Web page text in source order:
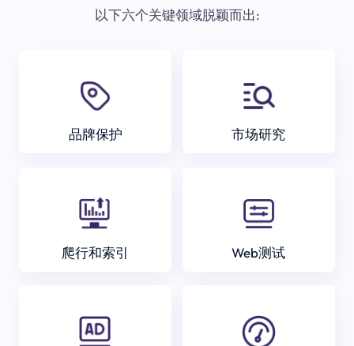
以下六个关键领域脱颖而出:
品牌保护 市场研究
爬行和索引 Web测试